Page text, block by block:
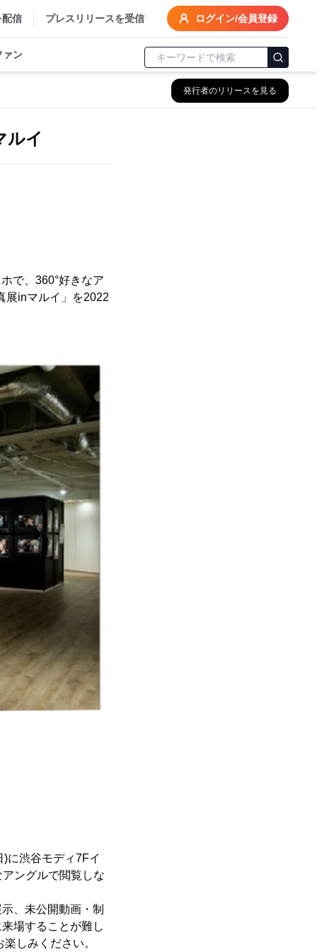
配信 プレスリリースを受信 ログイン/会員登録
ァン
発行者のリリースを見る
ルイ
で、360°好きなア
展inマルイ」を2022
に渋谷モディ7Fイ
ングルで閲覧しな
、未公開動画・制
場することが難し
しみください。